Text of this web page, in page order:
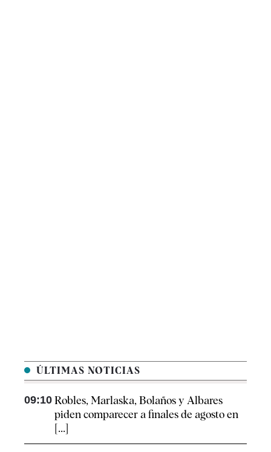
ÚLTIMAS NOTICIAS
09:10 Robles, Marlaska, Bolaños y Albares
piden comparecer a finales de agosto en
[...]